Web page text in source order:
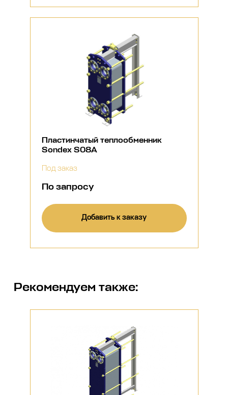
Пластинчатый теплообменник
Sondex S08A
Под заказ
По запросу
Добавить к заказу
Рекомендуем также: